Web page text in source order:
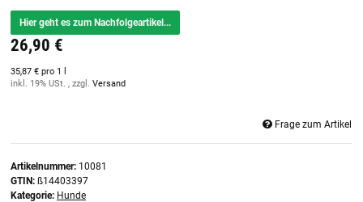
Hier geht es zum Nachfolgeartikel...
26,90 €
35,87 € pro 1 l
inkl. 19% USt. , zzgl. Versand
Frage zum Artikel
Artikelnummer: 10081
GTIN: ß14403397
Kategorie: Hunde